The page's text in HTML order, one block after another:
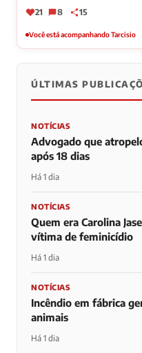
21 8 15
Você está acompanhando Tarcisio
ÚLTIMAS
NOTÍCIAS
Advogado que
após 18 dias
Há 1 dia
NOTÍCIAS
Quem era Carolina
vítima de feminicídio
Há 1 dia
NOTÍCIAS
Incêndio em fábrica
animais
Há 1 dia